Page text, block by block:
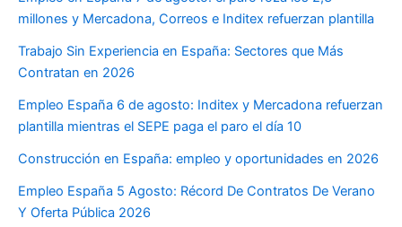
millones y Mercadona, Correos e Inditex refuerzan plantilla
Trabajo Sin Experiencia en España: Sectores que Más
Contratan en 2026
Empleo España 6 de agosto: Inditex y Mercadona refuerzan
plantilla mientras el SEPE paga el paro el día 10
Construcción en España: empleo y oportunidades en 2026
Empleo España 5 Agosto: Récord De Contratos De Verano
Y Oferta Pública 2026